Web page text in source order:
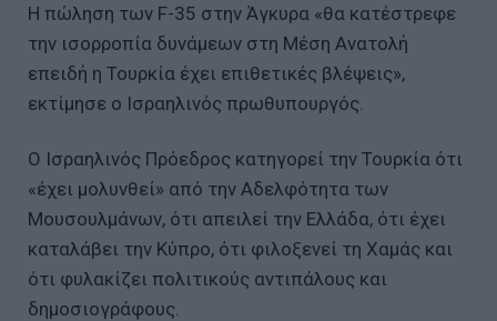
Η πώληση των F-35 στην Άγκυρα «θα κατέστρεφε
την ισορροπία δυνάμεων στη Μέση Ανατολή
επειδή η Τουρκία έχει επιθετικές βλέψεις»,
εκτίμησε ο Ισραηλινός πρωθυπουργός.
Ο Ισραηλινός Πρόεδρος κατηγορεί την Τουρκία ότι
«έχει μολυνθεί» από την Αδελφότητα των
Μουσουλμάνων, ότι απειλεί την Ελλάδα, ότι έχει
καταλάβει την Κύπρο, ότι φιλοξενεί τη Χαμάς και
ότι φυλακίζει πολιτικούς αντιπάλους και
δημοσιογράφους.